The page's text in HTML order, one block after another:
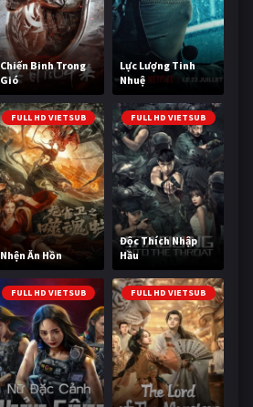
Chiến Binh Trong
Gió
Lực Lượng Tinh
Nhuệ
FULL HD VIETSUB
Nhện Ăn Hồn
FULL HD VIETSUB
Độc Thích Nhập
Hầu
FULL HD VIETSUB FULL HD VIETSUB